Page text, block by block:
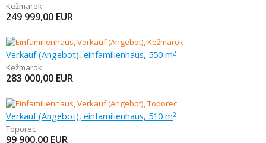
Kežmarok
249 999,00 EUR
Verkauf (Angebot), einfamilienhaus, 550 m2
Kežmarok
283 000,00 EUR
Verkauf (Angebot), einfamilienhaus, 510 m2
Toporec
99 900,00 EUR